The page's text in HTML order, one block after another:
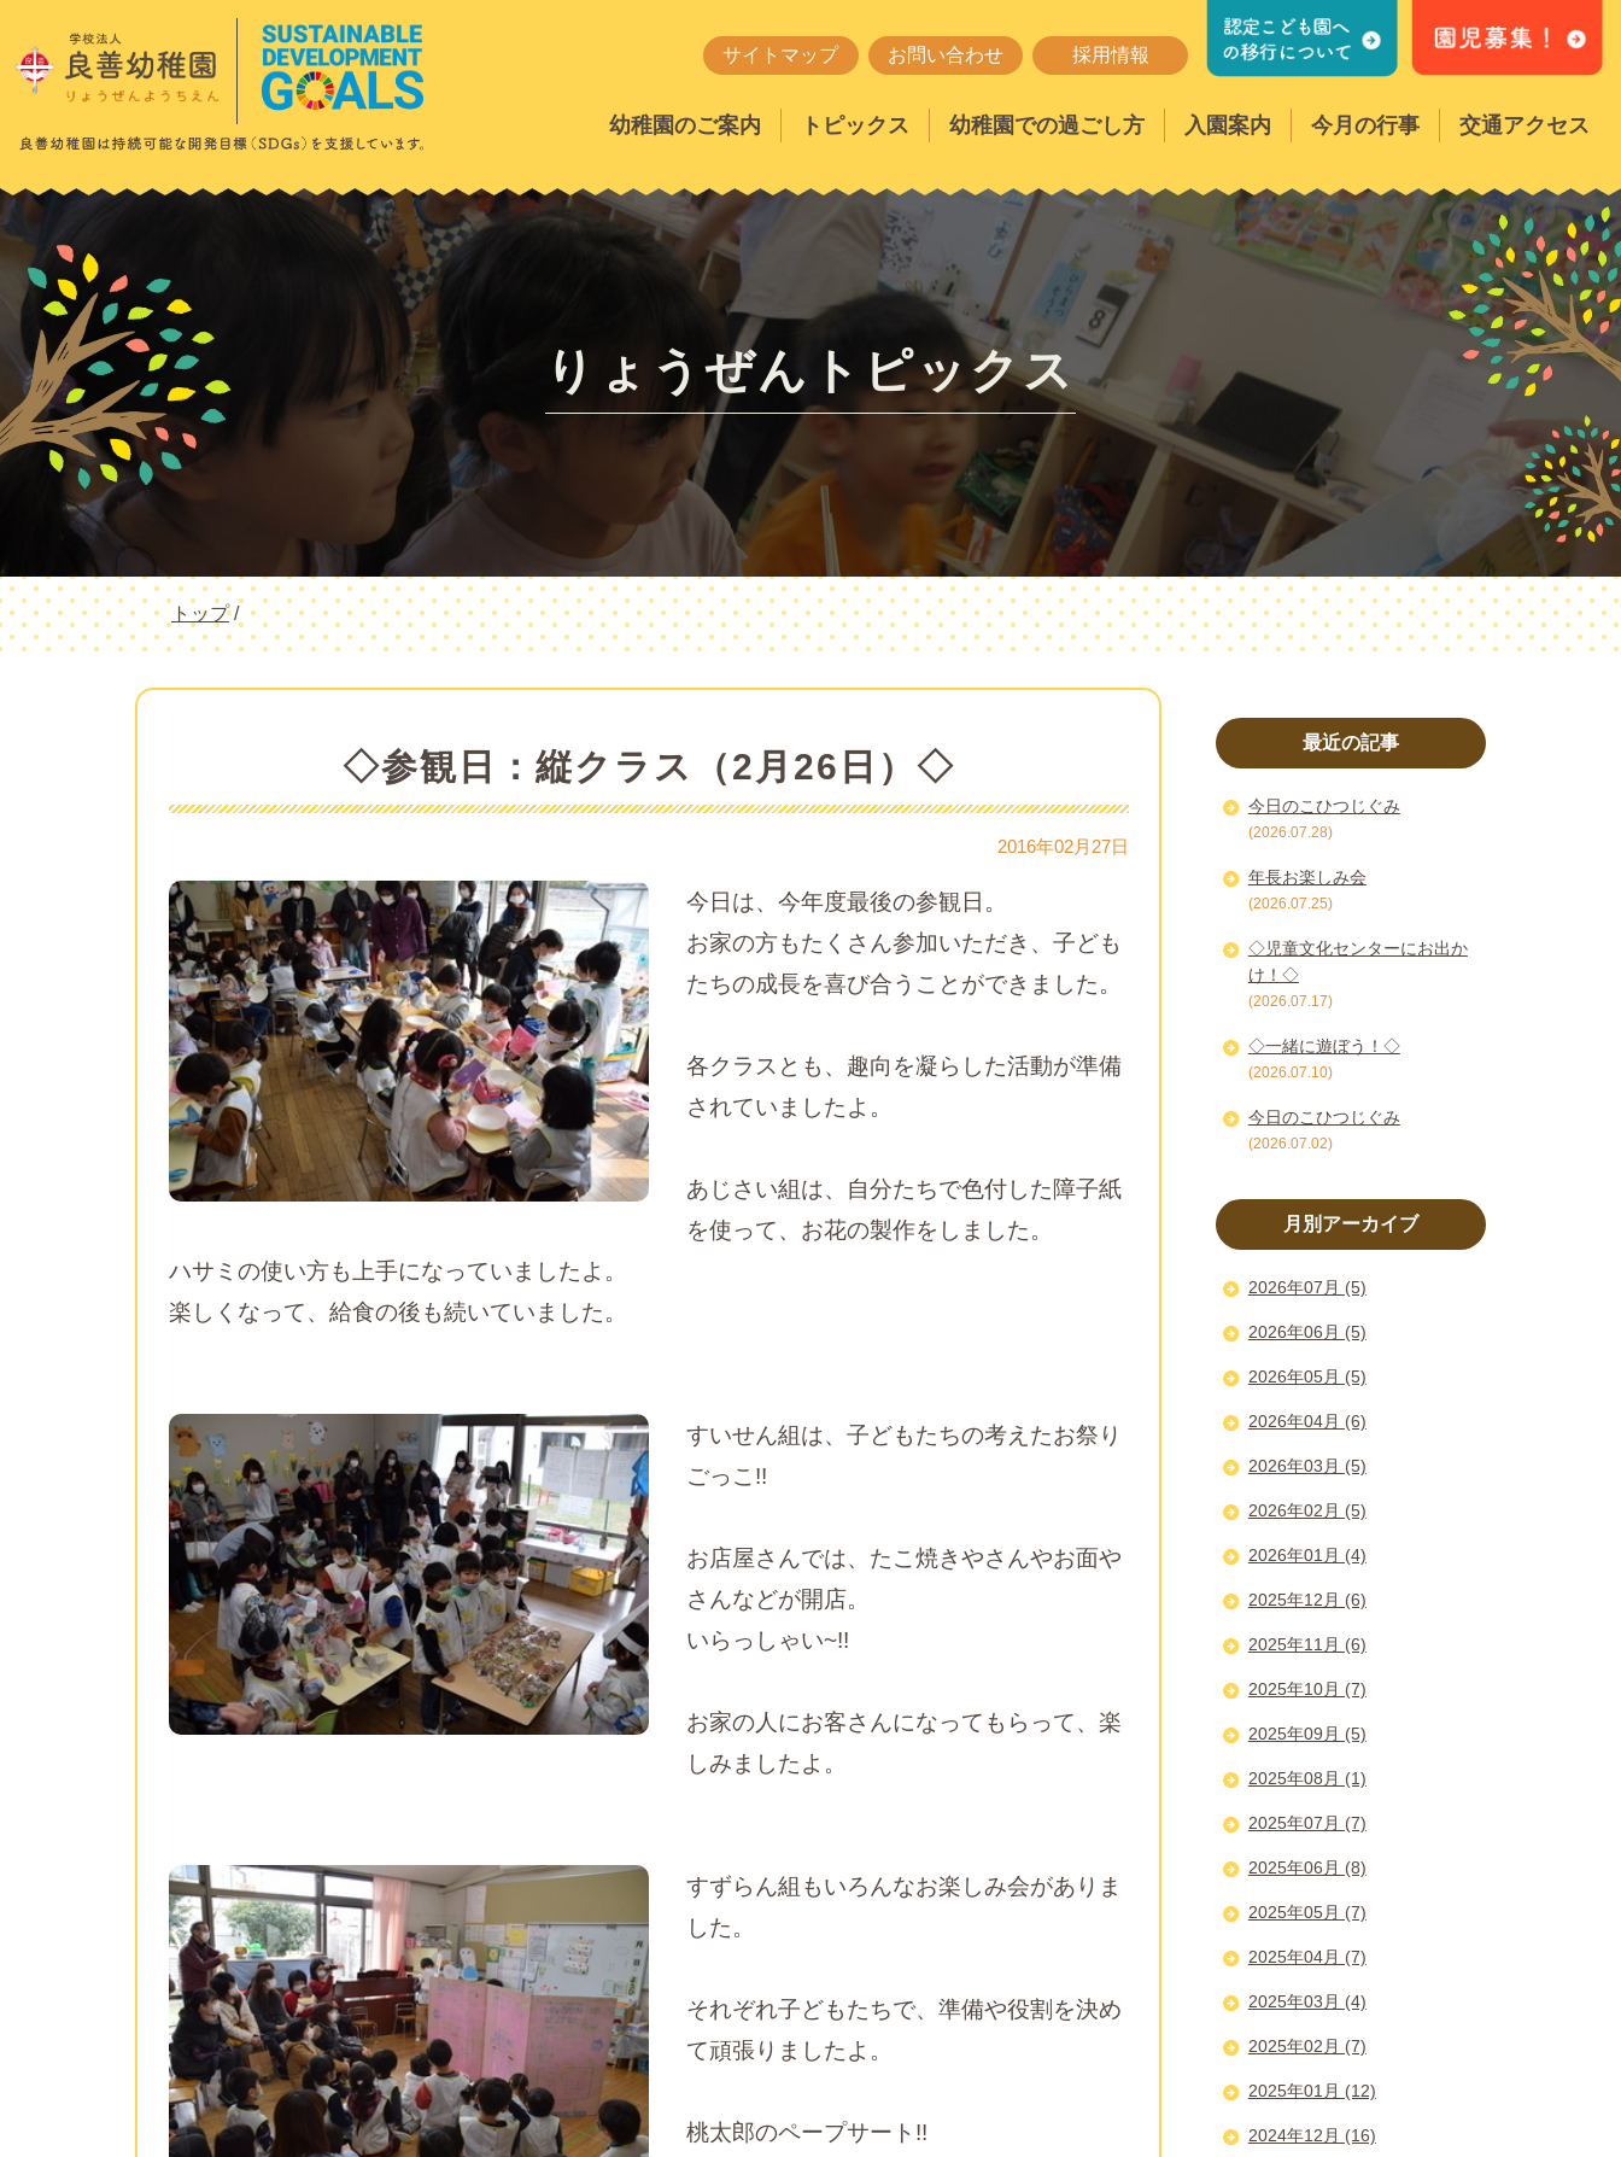
サイトマップ お問い合わせ 採用情報
幼稚園のご案内 トピックス 幼稚園での過ごし方 入園案内 今月の行事 交通アクセス
りょうぜんトピックス
現
在
位
トップ/
◇参観日：縦クラス（2月26日）◇
2016年02月27日
今日は、今年度最後の参観日。
お家の方もたくさん参加いただき、子ども
たちの成長を喜び合うことができました。
各クラスとも、趣向を凝らした活動が準備
されていましたよ。
あじさい組は、自分たちで色付した障子紙
を使って、お花の製作をしました。
ハサミの使い方も上手になっていましたよ。
楽しくなって、給食の後も続いていました。
すいせん組は、子どもたちの考えたお祭り
ごっこ!!
お店屋さんでは、たこ焼きやさんやお面や
さんなどが開店。
いらっしゃい~!!
お家の人にお客さんになってもらって、楽
しみましたよ。
すずらん組もいろんなお楽しみ会がありま
した。
それぞれ子どもたちで、準備や役割を決め
て頑張りましたよ。
桃太郎のペープサート!!
最近の記事
今日のこひつじぐみ
(2026.07.28)
年長お楽しみ会
(2026.07.25)
◇児童文化センターにお出か
け！◇
(2026.07.17)
◇一緒に遊ぼう！◇
(2026.07.10)
今日のこひつじぐみ
(2026.07.02)
月別アーカイブ
2026年07月 (5)
2026年06月 (5)
2026年05月 (5)
2026年04月 (6)
2026年03月 (5)
2026年02月 (5)
2026年01月 (4)
2025年12月 (6)
2025年11月 (6)
2025年10月 (7)
2025年09月 (5)
2025年08月 (1)
2025年07月 (7)
2025年06月 (8)
2025年05月 (7)
2025年04月 (7)
2025年03月 (4)
2025年02月 (7)
2025年01月 (12)
2024年12月 (16)